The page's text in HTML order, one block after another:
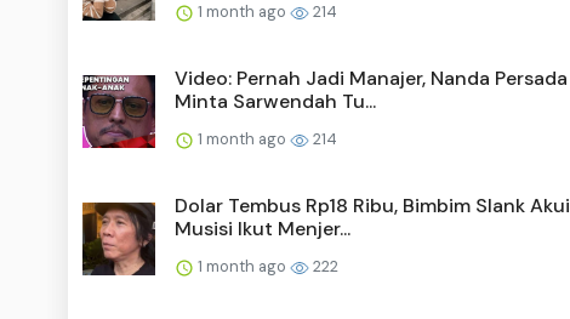
1 month ago 214
Video: Pernah Jadi Manajer, Nanda Persada
Minta Sarwendah Tu...
1 month ago 214
Dolar Tembus Rp18 Ribu, Bimbim Slank Akui
Musisi Ikut Menjer...
1 month ago 222